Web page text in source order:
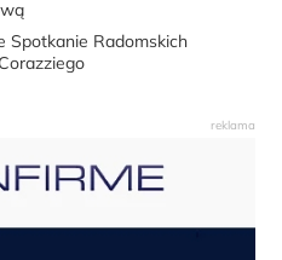
Spotkanie Radomskich